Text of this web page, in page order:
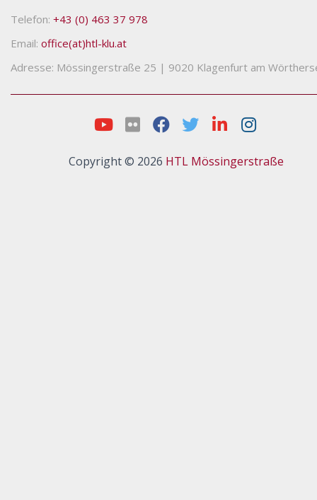
Telefon: +43 (0) 463 37 978
Email: office(at)htl-klu.at
Adresse: Mössingerstraße 25 | 9020 Klagenfurt am
Copyright © 2026 HTL Mössingerstraße